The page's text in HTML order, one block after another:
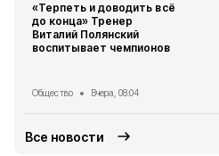
«Терпеть и доводить всё
до конца» Тренер
Виталий Полянский
воспитывает чемпионов
Общество Вчера, 08:04
Все новости